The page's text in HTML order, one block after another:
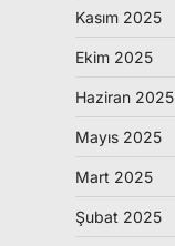
Kasım 2025
Ekim 2025
Haziran 2025
Mayıs 2025
Mart 2025
Şubat 2025